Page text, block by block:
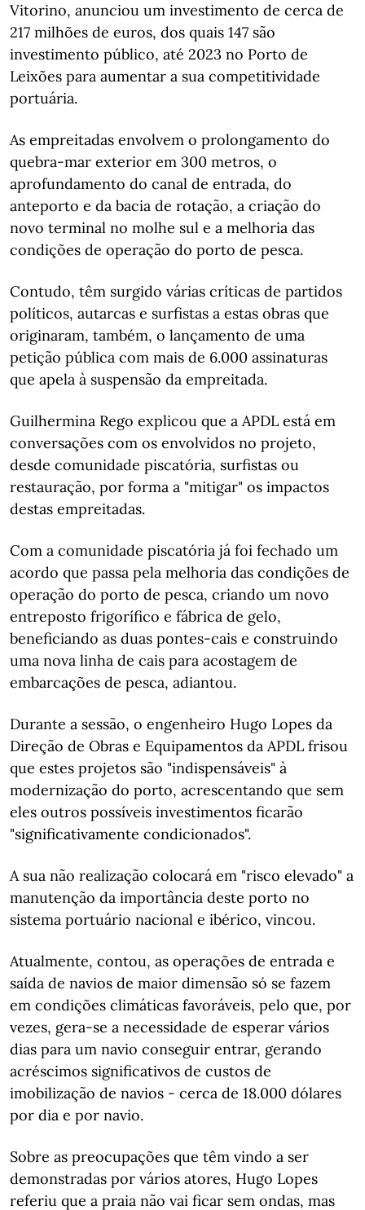
Vitorino, anunciou um investimento de cerca de
217 milhões de euros, dos quais 147 são
investimento público, até 2023 no Porto de
Leixões para aumentar a sua competitividade
portuária.
As empreitadas envolvem o prolongamento do
quebra-mar exterior em 300 metros, o
aprofundamento do canal de entrada, do
anteporto e da bacia de rotação, a criação do
novo terminal no molhe sul e a melhoria das
condições de operação do porto de pesca.
Contudo, têm surgido várias críticas de partidos
políticos, autarcas e surfistas a estas obras que
originaram, também, o lançamento de uma
petição pública com mais de 6.000 assinaturas
que apela à suspensão da empreitada.
Guilhermina Rego explicou que a APDL está em
conversações com os envolvidos no projeto,
desde comunidade piscatória, surfistas ou
restauração, por forma a "mitigar" os impactos
destas empreitadas.
Com a comunidade piscatória já foi fechado um
acordo que passa pela melhoria das condições de
operação do porto de pesca, criando um novo
entreposto frigorífico e fábrica de gelo,
beneficiando as duas pontes-cais e construindo
uma nova linha de cais para acostagem de
embarcações de pesca, adiantou.
Durante a sessão, o engenheiro Hugo Lopes da
Direção de Obras e Equipamentos da APDL frisou
que estes projetos são "indispensáveis" à
modernização do porto, acrescentando que sem
eles outros possíveis investimentos ficarão
"significativamente condicionados".
A sua não realização colocará em "risco elevado" a
manutenção da importância deste porto no
sistema portuário nacional e ibérico, vincou.
Atualmente, contou, as operações de entrada e
saída de navios de maior dimensão só se fazem
em condições climáticas favoráveis, pelo que, por
vezes, gera-se a necessidade de esperar vários
dias para um navio conseguir entrar, gerando
acréscimos significativos de custos de
imobilização de navios - cerca de 18.000 dólares
por dia e por navio.
Sobre as preocupações que têm vindo a ser
demonstradas por vários atores, Hugo Lopes
referiu que a praia não vai ficar sem ondas, mas